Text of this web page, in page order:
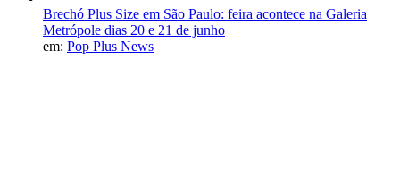
Brechó Plus Size em São Paulo: feira acontece na Galeria
Metrópole dias 20 e 21 de junho
em: Pop Plus News